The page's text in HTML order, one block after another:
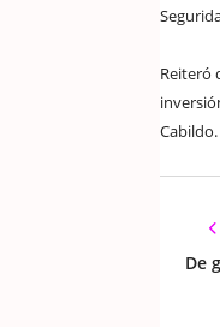
Reiteró
Cabildo.
De